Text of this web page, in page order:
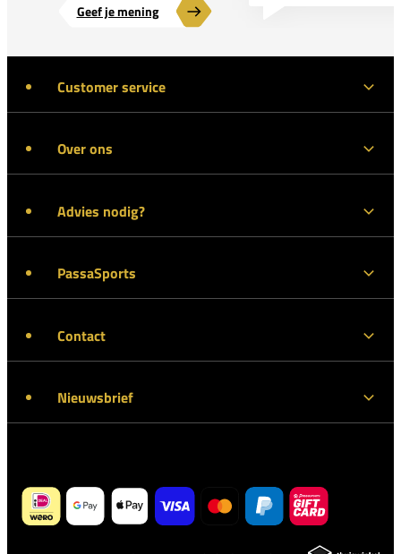
Geef je mening
Customer service
Over ons
Advies nodig?
PassaSports
Contact
Nieuwsbrief